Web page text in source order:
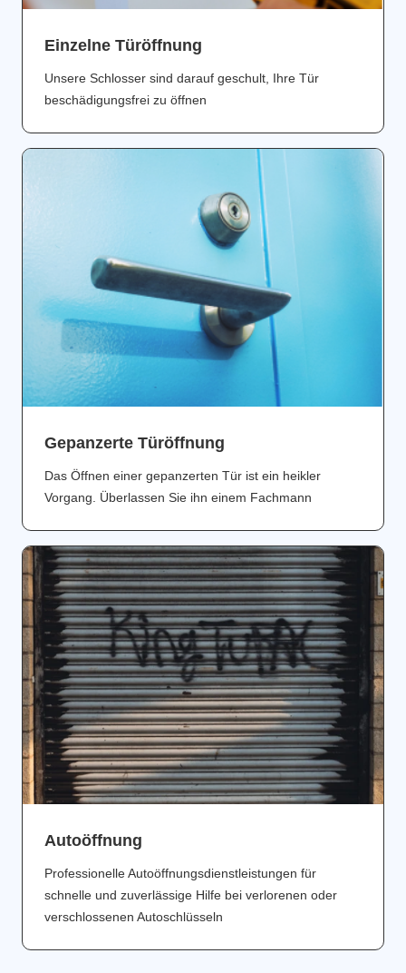
Einzelne Türöffnung
Unsere Schlosser sind darauf geschult, Ihre Tür
beschädigungsfrei zu öffnen
Gepanzerte Türöffnung
Das Öffnen einer gepanzerten Tür ist ein heikler
Vorgang. Überlassen Sie ihn einem Fachmann
Аutoöffnung
Professionelle Autoöffnungsdienstleistungen für
schnelle und zuverlässige Hilfe bei verlorenen oder
verschlossenen Autoschlüsseln